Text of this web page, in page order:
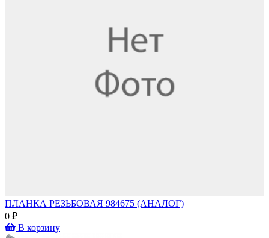
ПЛАНКА РЕЗЬБОВАЯ 984675 (АНАЛОГ)
0 ₽
В корзину